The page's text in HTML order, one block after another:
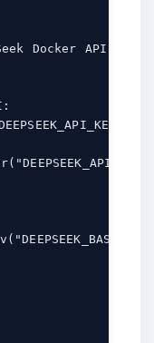
Docker API App")